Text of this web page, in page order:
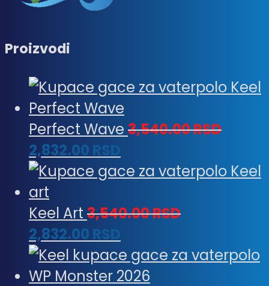
Proizvodi
Perfect Wave 3,540.00RSD
2,832.00 RSD
Keel Art 3,540.00RSD
2,832.00 RSD